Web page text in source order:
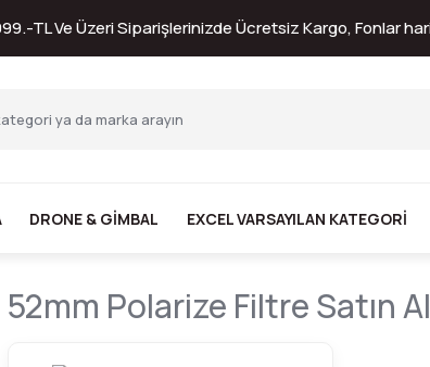
TL Ve Üzeri Siparişlerinizde Ücretsiz Kargo, Fonlar
DRONE & GİMBAL EXCEL VARSAYILAN KATEGORI
52mm Polarize Filtre Satın Al